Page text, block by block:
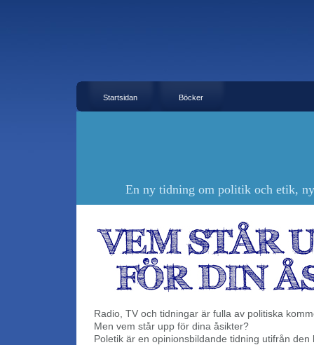
Startsidan Böcker
En ny tidning om politik och etik,
Radio, TV och tidningar är fulla av politiska
Men vem står upp för dina åsikter?
Poletik är en opinionsbildande tidning utifrån